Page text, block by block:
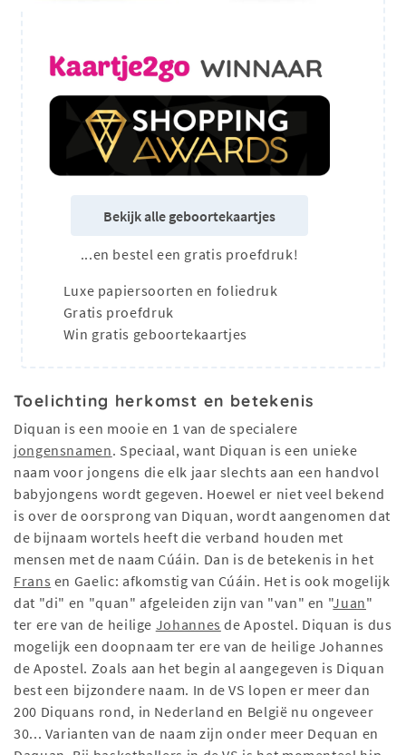
Bekijk alle geboortekaartjes
...en bestel een gratis proefdruk!
Luxe papiersoorten en foliedruk
Gratis proefdruk
Win gratis geboortekaartjes
Toelichting herkomst en betekenis
Diquan is een mooie en 1 van de specialere
jongensnamen. Speciaal, want Diquan is een unieke
naam voor jongens die elk jaar slechts aan een handvol
babyjongens wordt gegeven. Hoewel er niet veel bekend
is over de oorsprong van Diquan, wordt aangenomen dat
de bijnaam wortels heeft die verband houden met
mensen met de naam Cúáin. Dan is de betekenis in het
Frans en Gaelic: afkomstig van Cúáin. Het is ook mogelijk
dat "di" en "quan" afgeleiden zijn van "van" en "Juan"
ter ere van de heilige Johannes de Apostel. Diquan is dus
mogelijk een doopnaam ter ere van de heilige Johannes
de Apostel. Zoals aan het begin al aangegeven is Diquan
best een bijzondere naam. In de VS lopen er meer dan
200 Diquans rond, in Nederland en België nu ongeveer
30... Varianten van de naam zijn onder meer Dequan en